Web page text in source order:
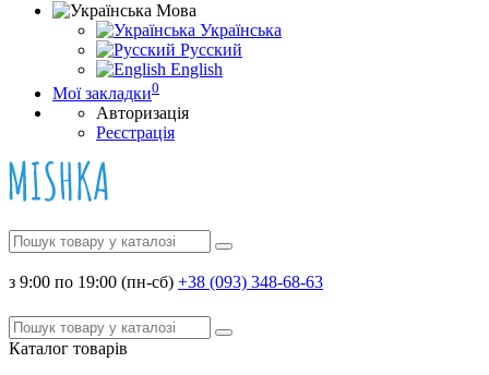
Мова
Українська
Русский
English
Мої закладки0
Авторизація
Реєстрація
з 9:00 по 19:00 (пн-сб) +38 (093) 348-68-63
Каталог товарів